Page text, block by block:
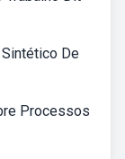
De
Processos